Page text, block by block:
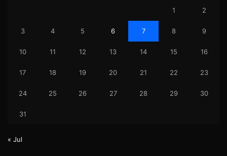
1 2
3 4 5 6 7 8 9
10 11 12 13 14 15 16
17 18 19 20 21 22 23
24 25 26 27 28 29 30
31
« Jul